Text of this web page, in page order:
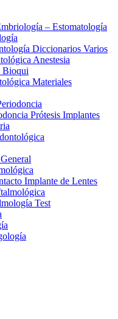
– Estomatología
Diccionarios Varios
Anestesia
Bioqui
Materiales
Prótesis Implantes
Implante de Lentes
Test